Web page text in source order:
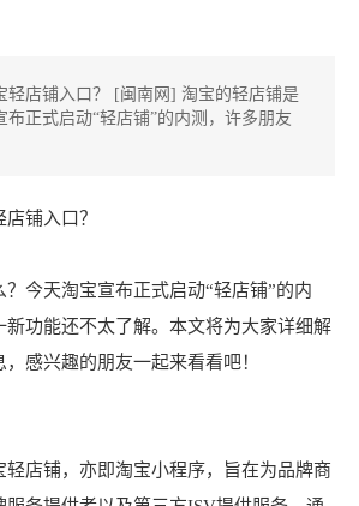
轻店铺入口？ [闽南网] 淘宝的轻店铺是
布正式启动“轻店铺”的内测，许多朋友
铺入口？
今天淘宝宣布正式启动“轻店铺”的内
新功能还不太了解。本文将为大家详细解
感兴趣的朋友一起来看看吧！
轻店铺，亦即淘宝小程序，旨在为品牌商